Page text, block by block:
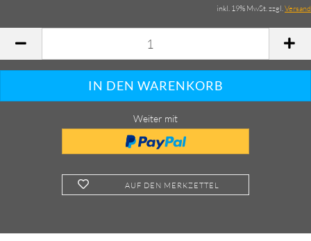
inkl. 19% MwSt. zzgl.Versand
Weiter mit
AUF DEN MERKZETTEL